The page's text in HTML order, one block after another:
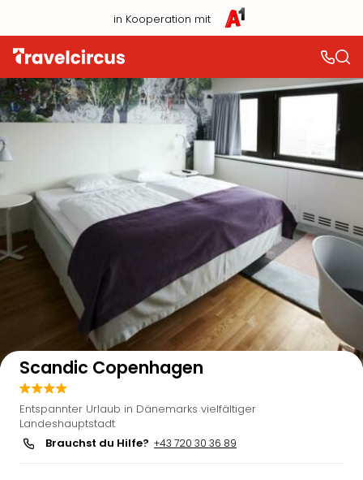
in Kooperation mit
Auf der Karte anzeigen
Scandic Copenhagen
Entspannter Urlaub in Dänemarks vielfältiger
Landeshauptstadt
Brauchst du Hilfe? +43 720 30 36 89